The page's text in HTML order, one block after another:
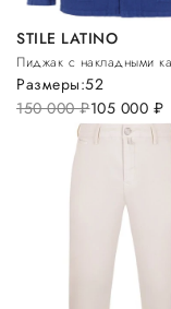
STILE LATINO
Пиджак с накладными
150 000руб.105 000 руб.
Размеры:52